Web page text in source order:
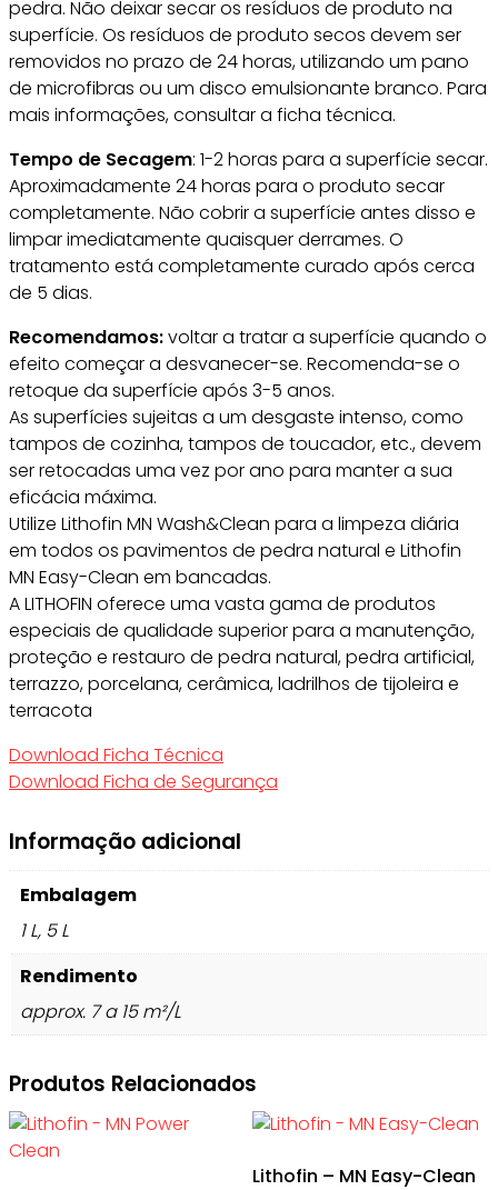
pedra. Não deixar secar os resíduos de produto na
superfície. Os resíduos de produto secos devem ser
removidos no prazo de 24 horas, utilizando um pano
de microfibras ou um disco emulsionante branco. Para
mais informações, consultar a ficha técnica.
Tempo de Secagem: 1-2 horas para a superfície secar.
Aproximadamente 24 horas para o produto secar
completamente. Não cobrir a superfície antes disso e
limpar imediatamente quaisquer derrames. O
tratamento está completamente curado após cerca
de 5 dias.
Recomendamos:voltar a tratar a superfície quando o
efeito começar a desvanecer-se. Recomenda-se o
retoque da superfície após 3-5 anos.
As superfícies sujeitas a um desgaste intenso, como
tampos de cozinha, tampos de toucador, etc., devem
ser retocadas uma vez por ano para manter a sua
eficácia máxima.
Utilize Lithofin MN Wash&Clean para a limpeza diária
em todos os pavimentos de pedra natural e Lithofin
MN Easy-Clean em bancadas.
A LITHOFIN oferece uma vasta gama de produtos
especiais de qualidade superior para a manutenção,
proteção e restauro de pedra natural, pedra artificial,
terrazzo, porcelana, cerâmica, ladrilhos de tijoleira e
terracota
Download Ficha Técnica
Download Ficha de Segurança
Informação adicional
Embalagem
1 L, 5 L
Rendimento
approx. 7 a 15 m²/L
Produtos Relacionados
Lithofin – MN Easy-Clean